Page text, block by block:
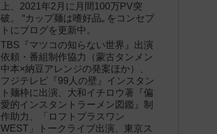
上、2021年2月に月間100万PV突
破。 “カップ麺は嗜好品„ をコンセプ
トにブログを更新中。
TBS『マツコの知らない世界』出演
依頼・番組制作協力（蒙古タンメン
中本×納豆アレンジの発案ほか）、
フジテレビ『99人の壁』インスタン
ト麺枠に出演、大和イチロウ著『偏
愛的インスタントラーメン図鑑』制
作助力、「ロフトプラスワン
WEST」トークライブ出演、東京ス